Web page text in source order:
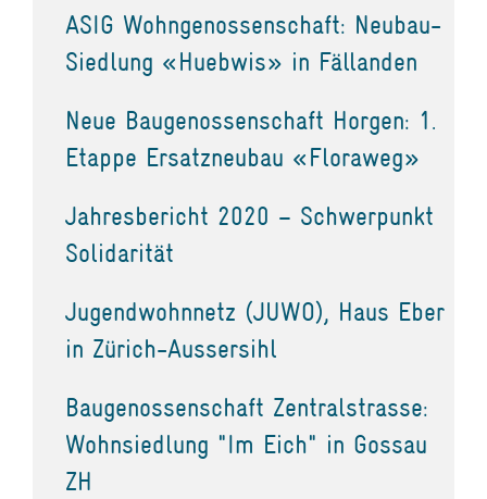
ASIG Wohngenossenschaft: Neubau-
Siedlung «Huebwis» in Fällanden
Neue Baugenossenschaft Horgen: 1.
Etappe Ersatzneubau «Floraweg»
Jahresbericht 2020 – Schwerpunkt
Solidarität
Jugendwohnnetz (JUWO), Haus Eber
in Zürich-Aussersihl
Baugenossenschaft Zentralstrasse:
Wohnsiedlung "Im Eich" in Gossau
ZH